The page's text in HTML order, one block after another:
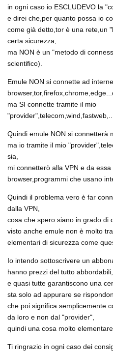
in ogni caso io ESCLUDEVO la
e direi che,per quanto possa io
come già detto,tor è una rete,un
certa sicurezza,
ma NON è un "metodo di
scientifico).
Emule NON si connette ad
ma SI connette tramite il mio
Quindi emule NON si connetterà
ma io tramite il mio
sia,
mi connetterò alla VPN e da
browser,programmi che usano
Quindi il problema vero è far
dalla VPN,
cosa che spero siano in grado di
visto anche emule non è molto
elementari di sicurezza come
Io intendo sottoscrivere un
hanno prezzi del tutto abbordabili,
e quasi tutte garantiscono una
sta solo ad appurare se
che poi significa semplicemente
da loro e non dal "provider",
quindi una cosa molto elementare.
Ti ringrazio in ogni caso dei